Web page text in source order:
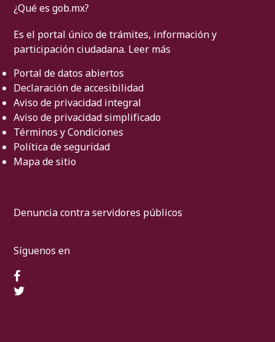
¿Qué es gob.mx?
Es el portal único de trámites, información y
participación ciudadana. Leer más
Portal de datos abiertos
Declaración de accesibilidad
Aviso de privacidad integral
Aviso de privacidad simplificado
Términos y Condiciones
Política de seguridad
Mapa de sitio
Denuncia contra servidores públicos
Síguenos en